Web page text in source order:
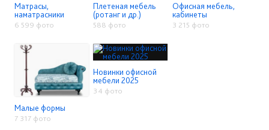
Матрасы,
наматрасники
6 599 фото
Плетеная мебель
(ротанг и др.)
588 фото
Офисная мебель,
кабинеты
3 215 фото
Малые формы
7 317 фото
Новинки офисной
мебели 2025
34 фото